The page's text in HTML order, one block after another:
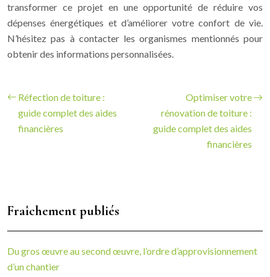
transformer ce projet en une opportunité de réduire vos
dépenses énergétiques et d’améliorer votre confort de vie.
N’hésitez pas à contacter les organismes mentionnés pour
obtenir des informations personnalisées.
Réfection de toiture :
guide complet des aides
financières
Optimiser votre
rénovation de toiture :
guide complet des aides
financières
Fraîchement publiés
Du gros œuvre au second œuvre, l’ordre d’approvisionnement
d’un chantier